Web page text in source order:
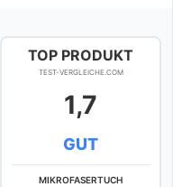
TOP PRODUKT
TEST-VERGLEICHE.COM
1,7
GUT
MIKROFASERTUCH